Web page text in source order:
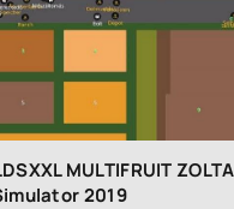
MULTIFRUIT
2019